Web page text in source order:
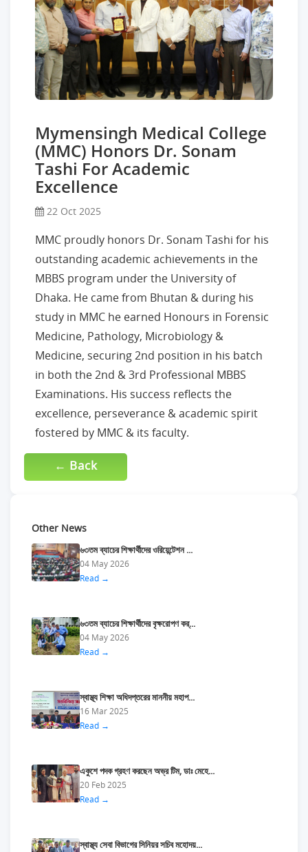
Mymensingh Medical College
(MMC) Honors Dr. Sonam
Tashi For Academic
Excellence
22 Oct 2025
MMC proudly honors Dr. Sonam Tashi for his
outstanding academic achievements in the
MBBS program under the University of
Dhaka. He came from Bhutan & during his
study in MMC he earned Honours in Forensic
Medicine, Pathology, Microbiology &
Medicine, securing 2nd position in his batch
in both the 2nd & 3rd Professional MBBS
Examinations. His success reflects the
excellence, perseverance & academic spirit
fostered by MMC & its faculty.
← Back
Other News
৬৩তম ব্যাচের শিক্ষার্থীদের ওরিয়েন্টেশন ...
04 May 2026
Read →
৬৩তম ব্যাচের শিক্ষার্থীদের বৃক্ষরোপণ কর্...
04 May 2026
Read →
স্বাস্থ্য শিক্ষা অধিদপ্তরের মাননীয় মহাপ...
16 Mar 2025
Read →
একুশে পদক গ্রহণ করছেন অভ্র টিম, ডাঃ মেহে...
20 Feb 2025
Read →
স্বাস্থ্য সেবা বিভাগের সিনিয়র সচিব মহোদয়...